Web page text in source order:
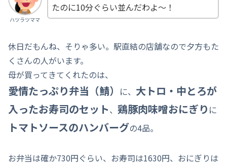
ハツラツママ
たのに10分ぐらい並んだわよ～！
休日だもんね、そりゃ多い。駅直結の店舗なので夕方もた
くさんの人がいます。
母が買ってきてくれたのは、
愛情たっぷり弁当（鯖） に、 大トロ・中とろが
入ったお寿司のセット、 鶏豚肉味噌おにぎり に
トマトソースのハンバーグの4品。
お弁当は確か730円ぐらい、お寿司は1630円、おにぎりは